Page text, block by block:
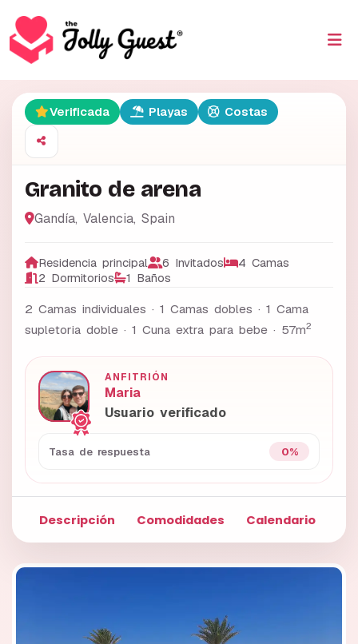
Verificada Playas Costas
Granito de arena
Gandía, Valencia, Spain
Residencia principal 6 Invitados
4 Camas
2 Dormitorios
1 Baños
2 Camas individuales · 1 Camas dobles · 1 Cama
supletoria doble · 1 Cuna extra para bebe · 57m2
ANFITRIÓN
Maria
Usuario verificado
Tasa de respuesta 0%
Descripción Comodidades Calendario